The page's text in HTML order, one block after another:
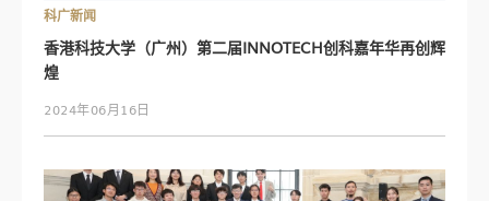
科广新闻
香港科技大学（广州）第二届INNOTECH创科嘉年华再创辉
煌
2024年06月16日